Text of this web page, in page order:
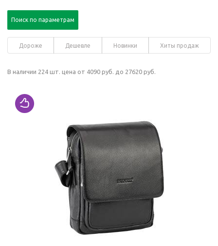
Поиск по параметрам
Дороже Дешевле Новинки Хиты продаж
В наличии 224 шт. цена от 4090 руб. до 27620 руб.